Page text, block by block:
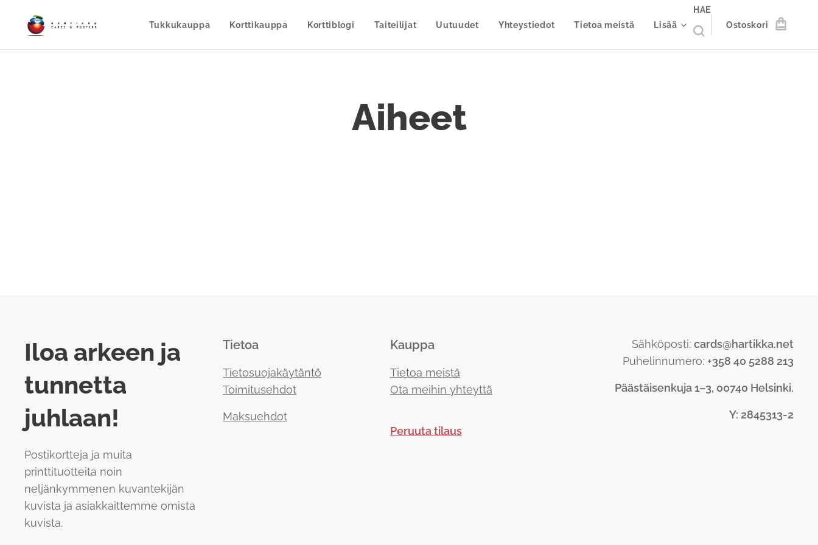
Tukkukauppa Korttikauppa Korttiblogi Taiteilijat Uutuudet Yhteystiedot Tietoa meistä Lisää
HAE
Ostoskori
Aiheet
Iloa arkeen ja
tunnetta
juhlaan!
Postikortteja ja muita
printtituotteita noin
neljänkymmenen kuvantekijän
kuvista ja asiakkaittemme omista
kuvista.
Tietoa
Tietosuojakäytäntö
Toimitusehdot
Maksuehdot
Kauppa
Tietoa meistä
Ota meihin yhteyttä
Peruuta tilaus
Sähköposti: cards@hartikka.net
Puhelinnumero: +358 40 5288 213
Päästäisenkuja 1–3, 00740 Helsinki.
Y: 2845313-2